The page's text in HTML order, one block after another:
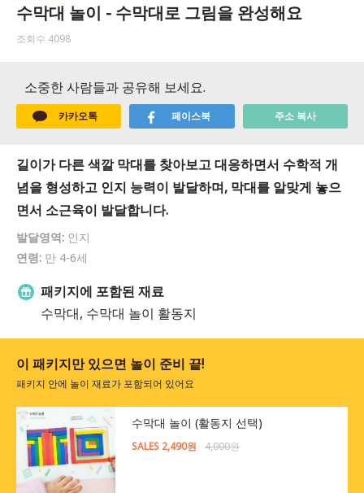
수막대 놀이 - 수막대로 그림을 완성해요
조회수 4098
소중한 사람들과 공유해 보세요.
카카오톡 페이스북 주소 복사
길이가 다른 색깔 막대를 찾아보고 대응하면서 수학적 개
념을 형성하고 인지 능력이 발달하며, 막대를 알맞게 놓으
면서 소근육이 발달합니다.
발달영역: 인지
연령: 만 4-6세
패키지에 포함된 재료
수막대, 수막대 놀이 활동지
이 패키지만 있으면 놀이 준비 끝!
패키지 안에 놀이 재료가 포함되어 있어요
수막대 놀이 (활동지 선택)
SALES 2,490원 4,000원